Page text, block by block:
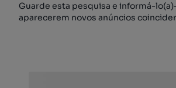
Guarde esta pesquisa e informá-
aparecerem novos anúncios